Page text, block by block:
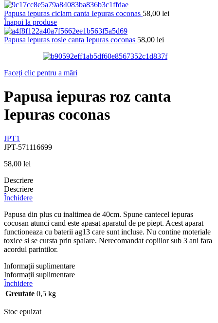
Papusa iepuras ciclam canta Iepuras coconas 58,00 lei
Înapoi la produse
Papusa iepuras rosie canta Iepuras coconas 58,00 lei
Faceți clic pentru a mări
Papusa iepuras roz canta
Iepuras coconas
JPT1
JPT-571116699
58,00 lei
Descriere
Descriere
Închidere
Papusa din plus cu inaltimea de 40cm. Spune cantecel iepuras
cocosan atunci cand este apasat aparatul de pe piept. Acest aparat
functioneaza cu baterii ag13 care sunt incluse. Nu contine moteriale
toxice si se cursta prin spalare. Nerecomandat copiilor sub 3 ani fara
acordul parintilor.
Informații suplimentare
Informații suplimentare
Închidere
Greutate 0,5 kg
Stoc epuizat